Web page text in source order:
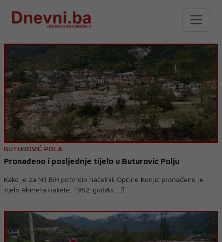
BUTUROVIĆ POLJE
Pronađeno i posljednje tijelo u Buturović Polju
Kako je za N1 BiH potvrdio načelnik Općine Konjic pronađeno je
tijelo Ahmeta Hakete, 1962. godi&s...